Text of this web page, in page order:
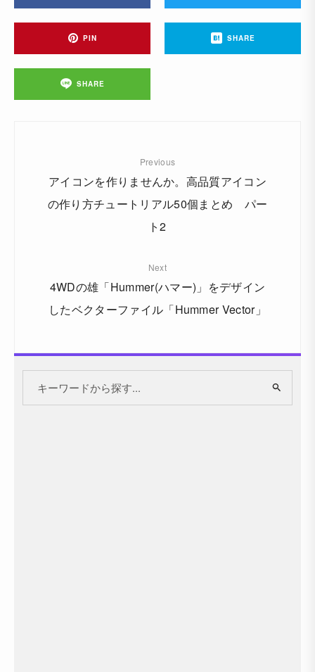
PIN SHARE
SHARE
Previous
アイコンを作りませんか。高品質アイコン
の作り方チュートリアル50個まとめ パー
ト2
Next
4WDの雄「Hummer(ハマー)」をデザイン
したベクターファイル「Hummer Vector」